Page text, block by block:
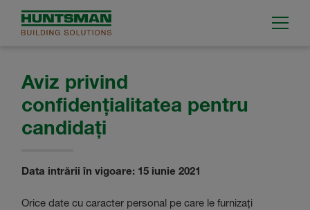
Aviz privind
confidențialitatea pentru
candidați
Data intrării în vigoare: 15 iunie 2021
Orice date cu caracter personal pe care le furnizați